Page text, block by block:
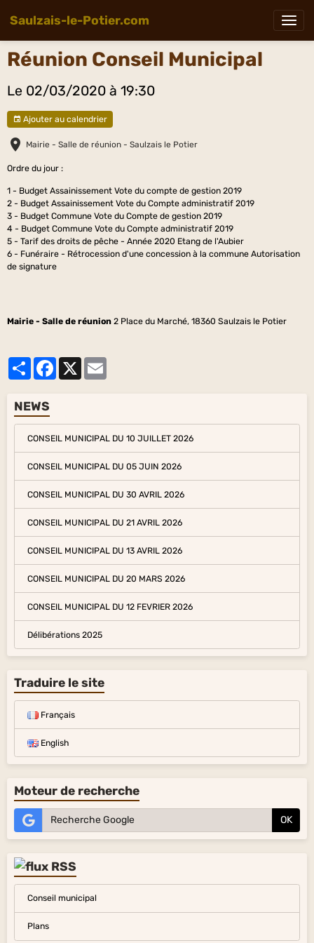
Saulzais-le-Potier.com
Réunion Conseil Municipal
Le 02/03/2020 à 19:30
Ajouter au calendrier
Mairie - Salle de réunion - Saulzais le Potier
Ordre du jour :
1 - Budget Assainissement Vote du compte de gestion 2019
2 - Budget Assainissement Vote du Compte administratif 2019
3 - Budget Commune Vote du Compte de gestion 2019
4 - Budget Commune Vote du Compte administratif 2019
5 - Tarif des droits de pêche - Année 2020 Etang de l'Aubier
6 - Funéraire - Rétrocession d'une concession à la commune Autorisation
de signature
Mairie - Salle de réunion 2 Place du Marché, 18360 Saulzais le Potier
PartagerFacebook
NEWS
CONSEIL MUNICIPAL DU 10 JUILLET 2026
CONSEIL MUNICIPAL DU 05 JUIN 2026
CONSEIL MUNICIPAL DU 30 AVRIL 2026
CONSEIL MUNICIPAL DU 21 AVRIL 2026
CONSEIL MUNICIPAL DU 13 AVRIL 2026
CONSEIL MUNICIPAL DU 20 MARS 2026
CONSEIL MUNICIPAL DU 12 FEVRIER 2026
Délibérations 2025
Traduire le site
Français
English
Moteur de recherche
OK
Conseil municipal
Plans